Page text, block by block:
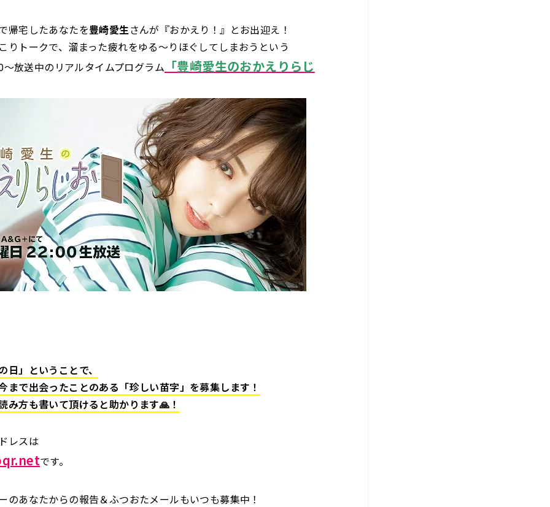
帰宅したあなたを豊崎愛生さんが『おかえり！』とお出迎え！
りトークで、溜まった疲れをゆる～りほぐしてしまおうという
放送中のリアルタイムプログラム 「豊崎愛生のおかえりらじ
日」ということで、
まで出会ったことのある「珍しい苗字」を募集します！
み方も書いて頂けると助かります🙏 ！
レスは
です。
のあなたからの報告＆ふつおたメールもいつも募集中！